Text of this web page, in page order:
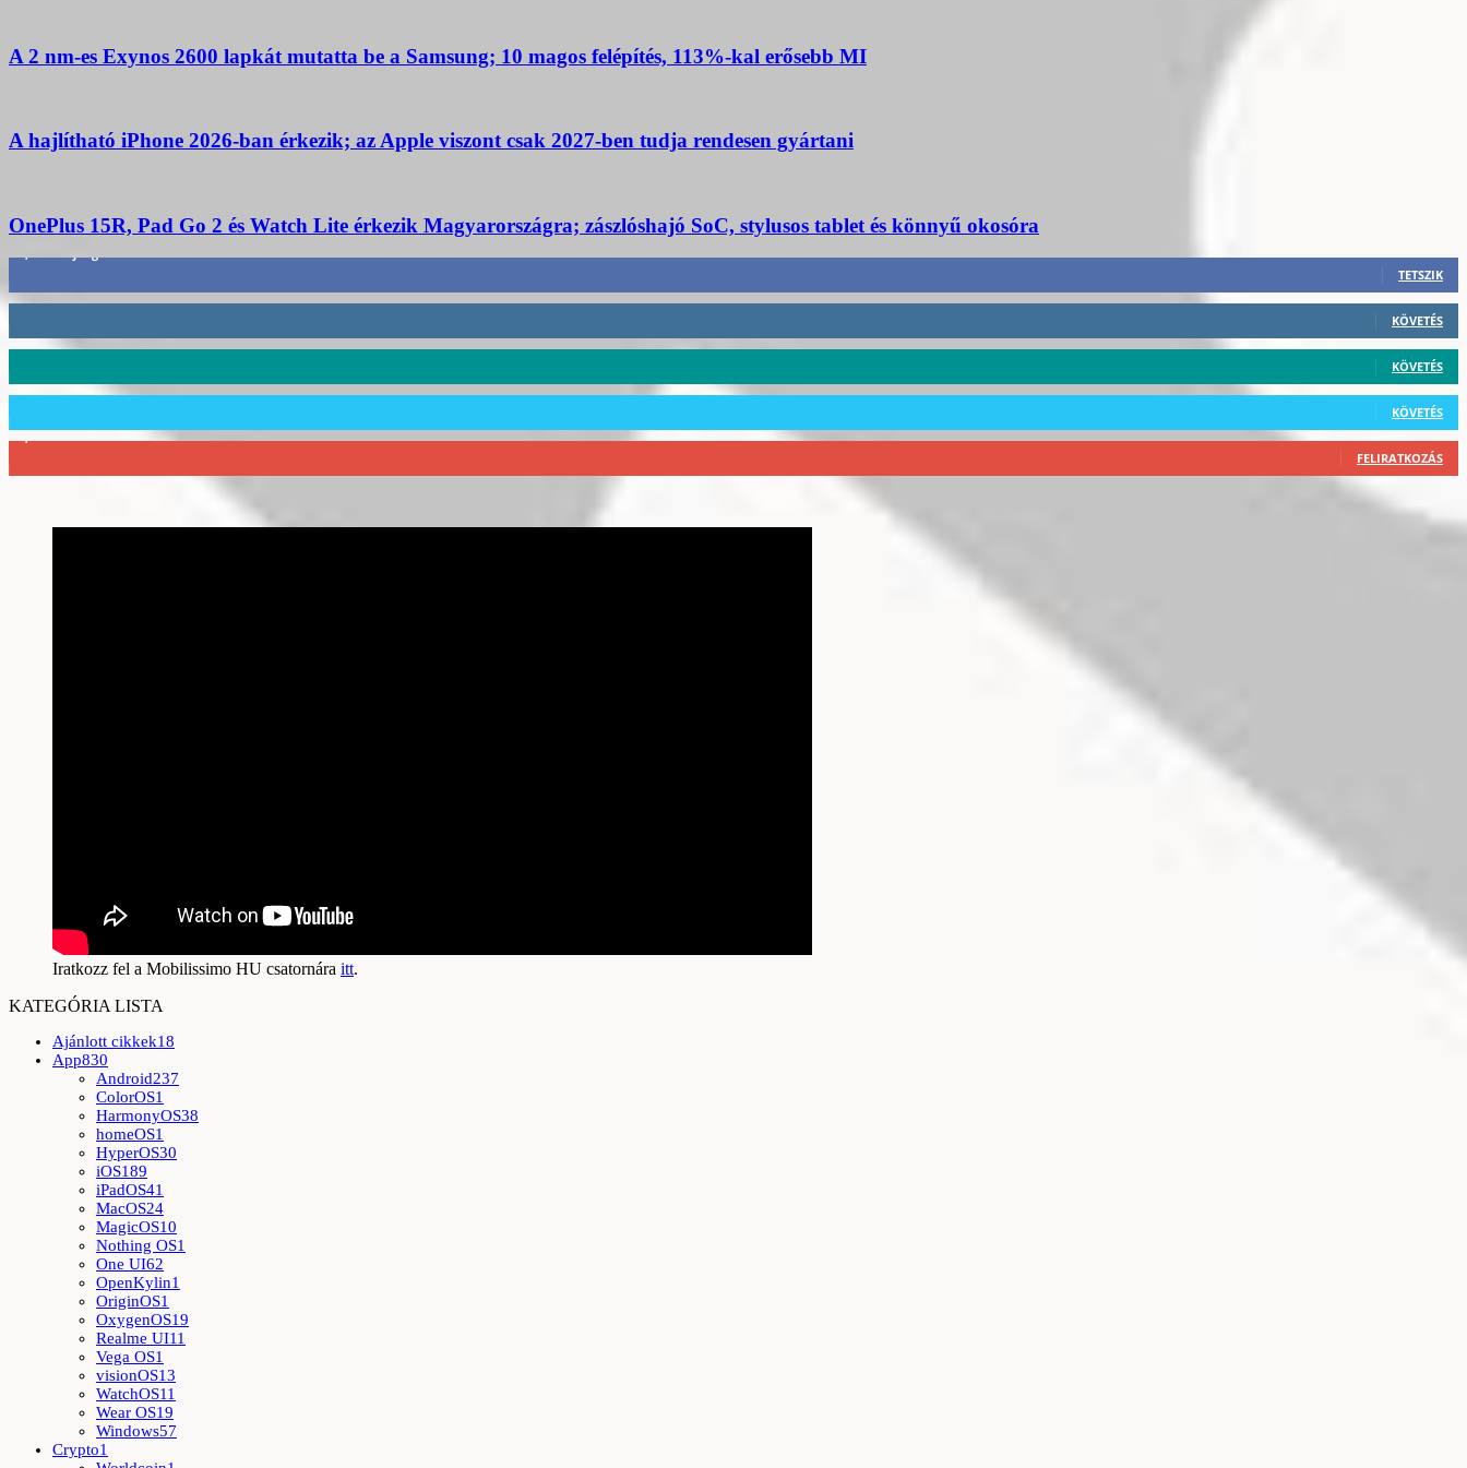
A 2 nm-es Exynos 2600 lapkát mutatta be a Samsung; 10 magos felépítés, 113%-kal erősebb MI
A hajlítható iPhone 2026-ban érkezik; az Apple viszont csak 2027-ben tudja rendesen gyártani
OnePlus 15R, Pad Go 2 és Watch Lite érkezik Magyarországra; zászlóshajó SoC, stylusos tablet és könnyű okosóra
TETSZIK
KÖVETÉS
KÖVETÉS
KÖVETÉS
FELIRATKOZÁS
Iratkozz fel a Mobilissimo HU csatornára itt.
KATEGÓRIA LISTA
Ajánlott cikkek18
App830
Android237
ColorOS1
HarmonyOS38
homeOS1
HyperOS30
iOS189
iPadOS41
MacOS24
MagicOS10
Nothing OS1
One UI62
OpenKylin1
OriginOS1
OxygenOS19
Realme UI11
Vega OS1
visionOS13
WatchOS11
Wear OS19
Windows57
Crypto1